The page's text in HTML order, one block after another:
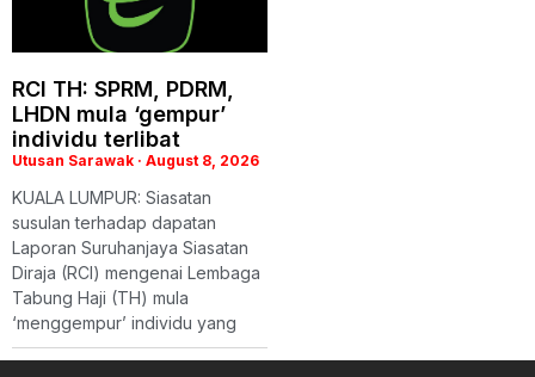
RCI TH: SPRM, PDRM,
LHDN mula ‘gempur’
individu terlibat
Utusan Sarawak August 8, 2026
KUALA LUMPUR: Siasatan
susulan terhadap dapatan
Laporan Suruhanjaya Siasatan
Diraja (RCI) mengenai Lembaga
Tabung Haji (TH) mula
‘menggempur’ individu yang